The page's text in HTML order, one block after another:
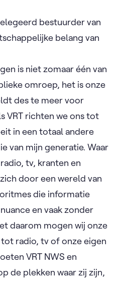
bestuurder van
belang van
is niet zomaar één van
omroep, het is onze
des te meer voor
VRT richten we ons tot
in een totaal andere
van mijn generatie. Waar
tv, kranten en
door een wereld van
die informatie
en vaak zonder
daarom mogen wij onze
radio, tv of onze eigen
VRT NWS en
de plekken waar zij zijn,